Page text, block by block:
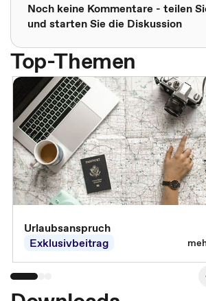
Noch keine Kommentare - teilen
und starten Sie die Diskussion
Top-Themen
Urlaubsanspruch
Exklusivbeitrag